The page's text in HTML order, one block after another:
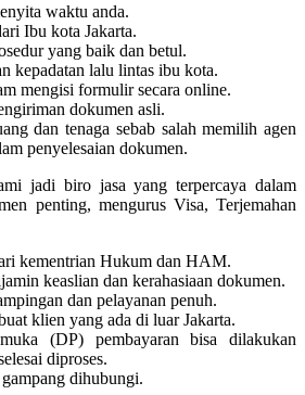
waktu anda.
Ibu kota Jakarta.
yang baik dan betul.
kepadatan lalu lintas ibu kota.
mengisi formulir secara online.
dokumen asli.
dan tenaga sebab salah memilih agen
penyelesaian dokumen.
jadi biro jasa yang terpercaya dalam
penting, mengurus Visa, Terjemahan
kementrian Hukum dan HAM.
keaslian dan kerahasiaan dokumen.
dan pelayanan penuh.
klien yang ada di luar Jakarta.
(DP) pembayaran bisa dilakukan
diproses.
dihubungi.